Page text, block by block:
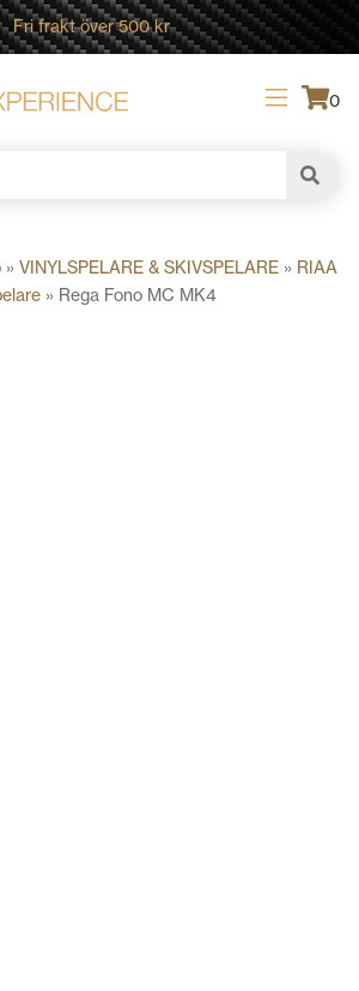
Fri frakt över 500 kr
0
» VINYLSPELARE & SKIVSPELARE » RIAA
» Rega Fono MC MK4